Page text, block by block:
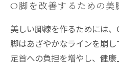
O脚を改善するための美
美しい脚線を作るためには
脚はあざやかなラインを崩
足首への負担を増やし、健